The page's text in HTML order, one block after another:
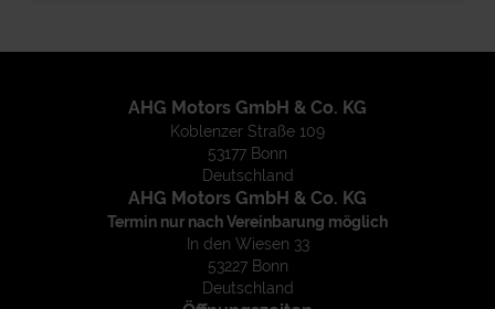
AHG Motors GmbH & Co. KG
Koblenzer Straße 109
53177 Bonn
Deutschland
AHG Motors GmbH & Co. KG
Termin nur nach Vereinbarung möglich
In den Wiesen 33
53227 Bonn
Deutschland